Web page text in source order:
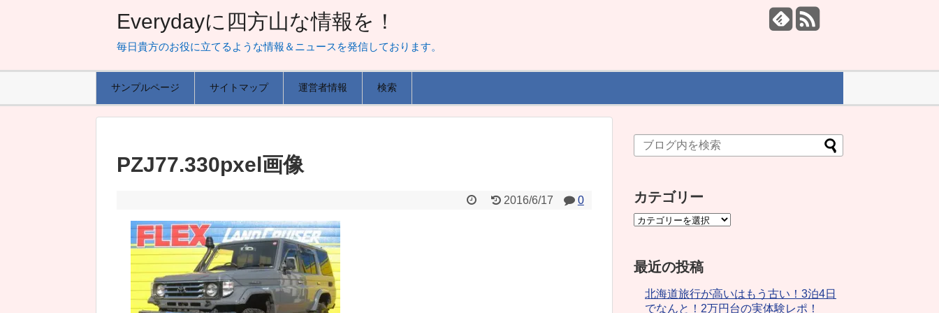
Everydayに四方山な情報を！
毎日貴方のお役に立てるような情報＆ニュースを発信しております。
サンプルページ サイトマップ 運営者情報 検索
PZJ77.330pxel画像
2016/6/17 0 カテゴリー
最近の投稿
北海道旅行が高いはもう古い！3泊4日
でなんと！2万円台の実体験レポ！